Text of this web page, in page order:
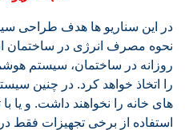
در این سناریو ها هدف طراحی
نحوه مصرف انرژی در ساختمان
روزانه در ساختمان، سیستم
را اتخاذ خواهد کرد. در چنین
های خانه را نخواهند داشت. و یا
استفاده از برخی تجهیزات فقط